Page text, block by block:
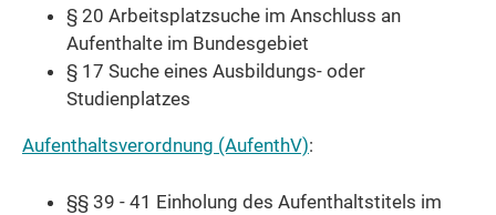
§ 20 Arbeitsplatzsuche im Anschluss an
Aufenthalte im Bundesgebiet
§ 17 Suche eines Ausbildungs- oder
Studienplatzes
Aufenthaltsverordnung (AufenthV):
§§ 39 - 41 Einholung des Aufenthaltstitels im